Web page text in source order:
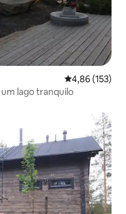
4,86 de uma
4,86 (153)
lago tranquilo
hóspedes